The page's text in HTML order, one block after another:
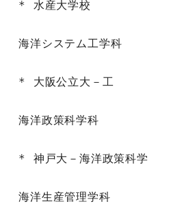
* 水産大学校
海洋システム工学科
* 大阪公立大－工
海洋政策科学科
* 神戸大－海洋政策科学
海洋生産管理学科